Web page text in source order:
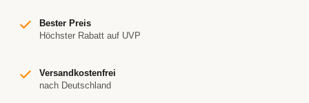
Bester Preis
Höchster Rabatt auf UVP
Versandkostenfrei
nach Deutschland